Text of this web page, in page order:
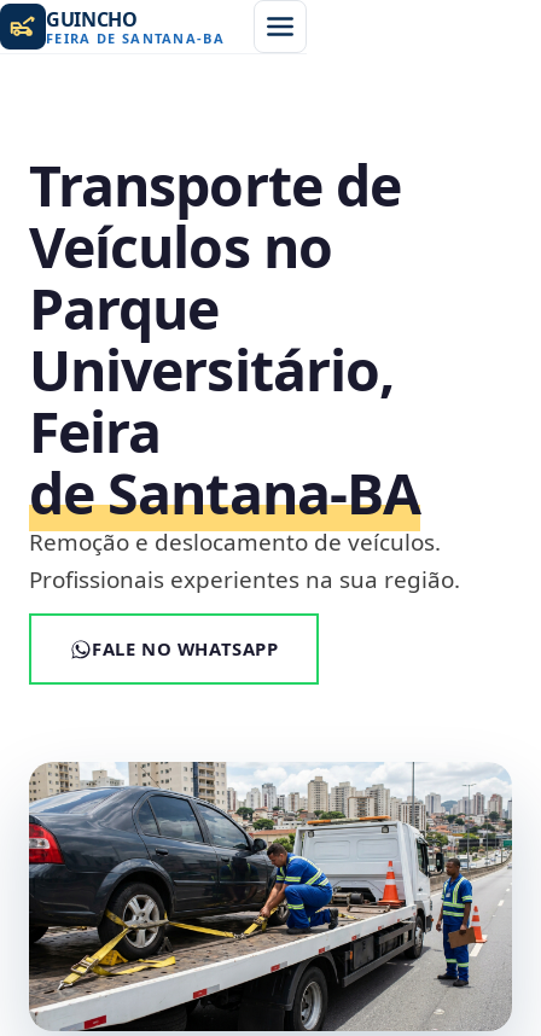
GUINCHO
FEIRA DE SANTANA-BA
Transporte de
Veículos no
Parque
Universitário,
Feira
de Santana‑BA
Remoção e deslocamento de veículos.
Profissionais experientes na sua região.
FALE NO WHATSAPP